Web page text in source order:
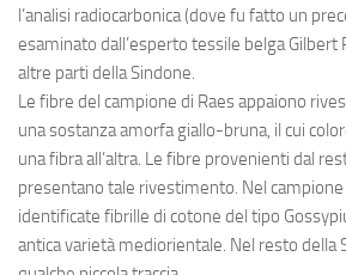
l’analisi radiocarbonica (dove fu fatto un
esaminato dall’esperto tessile belga Gilbert
altre parti della Sindone.
Le fibre del campione di Raes appaiono
una sostanza amorfa giallo-bruna, il cui
una fibra all’altra. Le fibre provenienti dal
presentano tale rivestimento. Nel
identificate fibrille di cotone del tipo
antica varietà mediorientale. Nel resto della